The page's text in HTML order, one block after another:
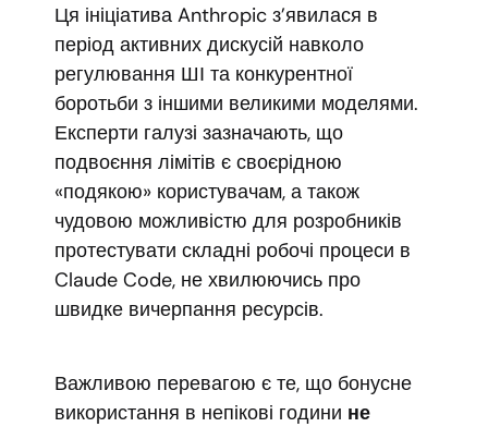
Ця ініціатива Anthropic з’явилася в
період активних дискусій навколо
регулювання ШІ та конкурентної
боротьби з іншими великими моделями.
Експерти галузі зазначають, що
подвоєння лімітів є своєрідною
«подякою» користувачам, а також
чудовою можливістю для розробників
протестувати складні робочі процеси в
Claude Code, не хвилюючись про
швидке вичерпання ресурсів.
Важливою перевагою є те, що бонусне
використання в непікові години не